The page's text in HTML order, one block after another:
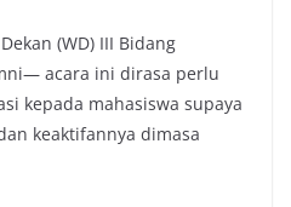
(WD) III Bidang
acara ini dirasa perlu
kepada mahasiswa supaya
keaktifannya dimasa